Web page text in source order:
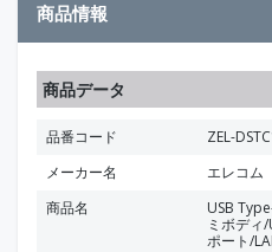
商品情報
商品データ
品番コード
ZEL-
メーカー名
エレコム
商品名
USB
ミボディ
ポート/